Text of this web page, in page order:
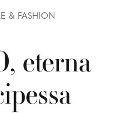
& FASHION
eterna